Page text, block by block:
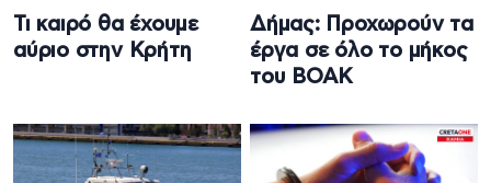
Τι καιρό θα έχουμε
αύριο στην Κρήτη
Δήμας: Προχωρούν τα
έργα σε όλο το μήκος
του ΒΟΑΚ